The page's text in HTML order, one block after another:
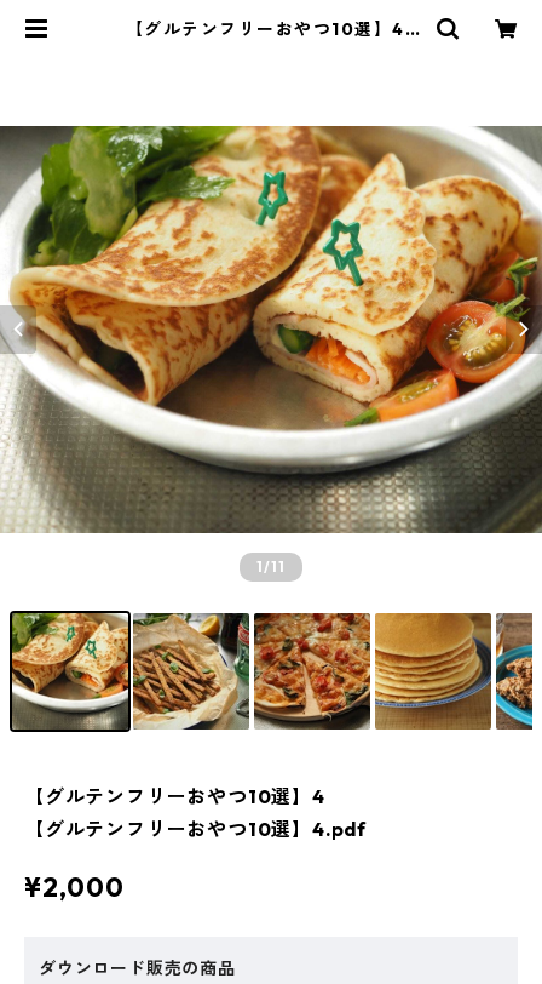
【グルテンフリーおやつ10選】4 |
1/11
【グルテンフリーおやつ10選】4
【グルテンフリーおやつ10選】4.pdf
¥2,000
ダウンロード販売の商品